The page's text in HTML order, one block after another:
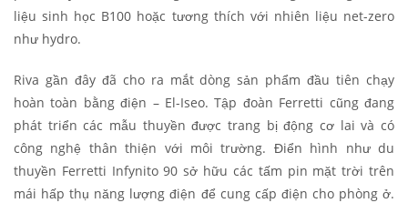
liệu sinh học B100 hoặc tương thích với nhiên liệu net-zero
như hydro.
Riva gần đây đã cho ra mắt dòng sản phẩm đầu tiên chạy
hoàn toàn bằng điện – El-Iseo. Tập đoàn Ferretti cũng đang
phát triển các mẫu thuyền được trang bị động cơ lai và có
công nghệ thân thiện với môi trường. Điển hình như du
thuyền Ferretti Infynito 90 sở hữu các tấm pin mặt trời trên
mái hấp thụ năng lượng điện để cung cấp điện cho phòng ở.